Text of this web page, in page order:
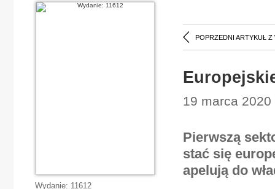
POPRZEDNI ARTYKUŁ Z
19 marca
Pierwszą
stać się
apelują do
Wydanie: 11612